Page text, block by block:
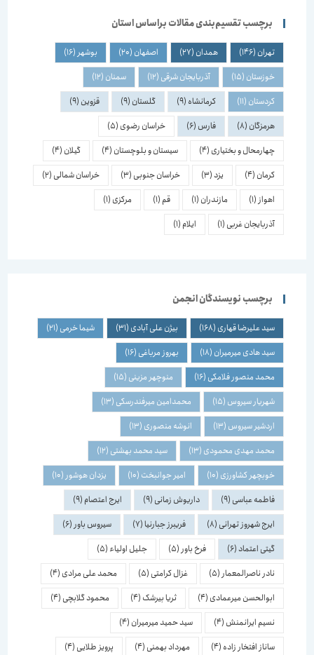
برچسب تقسیم‌بندی مقالات براساس استان
تهران(146) همدان(27) اصفهان(20) بوشهر(16)
خوزستان(15) آذربایجان شرقی(12) سمنان(12)
کردستان(11) کرمانشاه(9) گلستان(9) قزوین(9)
هرمزگان(8) فارس(6) خراسان رضوی(5)
چهارمحال و بختیاری(4) سیستان و بلوچستان(4) گیلان(4)
کرمان(4)
(3) خراسان جنوبی(3) خراسان شمالی(2)
اهواز(1) مازندران(1)
(1) مرکزی(1)
آذربایجان غربی(1) ایلام(1)
برچسب نویسندگان انجمن
سید علیرضا قهاری(168) بیژن علی آبادی(31) شیما خرمی(21)
سید هادی میرمیران(18) بهروز مرباغی(16)
محمد منصور فلامکی(16) منوچهر مزینی(15)
شهریار سیروس(15) محمدامین میرفندرسکی(13)
اردشیر سیروس(13) انوشه منصوری(13)
محمد مهدی محمودی(13) سید محمد بهشتی(12)
خوبچهر کشاورزی(10) امیر جوانبخت(10) یزدان هوشور(10)
فاطمه عباسی(9) داریوش زمانی(9) ایرج اعتصام(9)
ایرج شهروز تهرانی(8) فریبرز جبارنیا(7) سیروس باور (6)
گیتی اعتماد(6) فرخ باور (5) جلیل اولیاء(5)
نادر ناصرالمعمار(5) غزال کرامتی(5) محمد علی مرادی(4)
ابوالحسن میرعمادی(4) ثریا بیرشک(4) محمود گلابچی(4)
نسیم ایرانمنش(4) سید حمید میرمیران(4)
ساناز افتخار زاده(4) مهرداد بهمنی(4) پرویز طلایی(4)